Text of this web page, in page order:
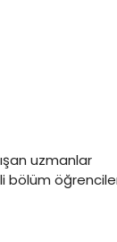
uzmanlar
bölüm